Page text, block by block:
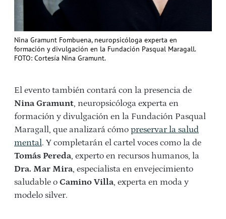
Nina Gramunt Fombuena, neuropsicóloga experta en
formación y divulgación en la Fundación Pasqual Maragall.
FOTO: Cortesía Nina Gramunt.
El evento también contará con la presencia de
Nina Gramunt, neuropsicóloga experta en
formación y divulgación en la Fundación Pasqual
Maragall, que analizará cómo preservar la salud
mental. Y completarán el cartel voces como la de
Tomás Pereda, experto en recursos humanos, la
Dra. Mar Mira, especialista en envejecimiento
saludable o Camino Villa, experta en moda y
modelo silver.